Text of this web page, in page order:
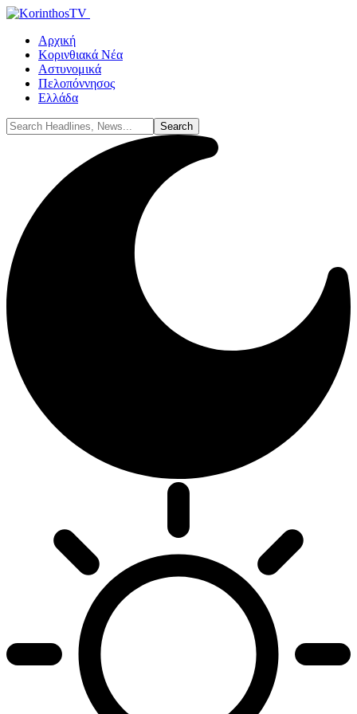
Αρχική
Κορινθιακά Νέα
Αστυνομικά
Πελοπόννησος
Ελλάδα